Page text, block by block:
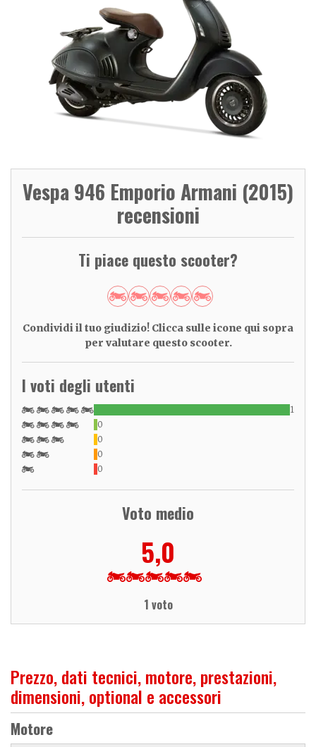
Vespa 946 Emporio Armani (2015)
recensioni
Ti piace questo scooter?
Condividi il tuo giudizio! Clicca sulle icone qui sopra
per valutare questo scooter.
I voti degli utenti
1
0
0
0
0
Voto medio
5,0
1 voto
Prezzo, dati tecnici, motore, prestazioni,
dimensioni, optional e accessori
Motore